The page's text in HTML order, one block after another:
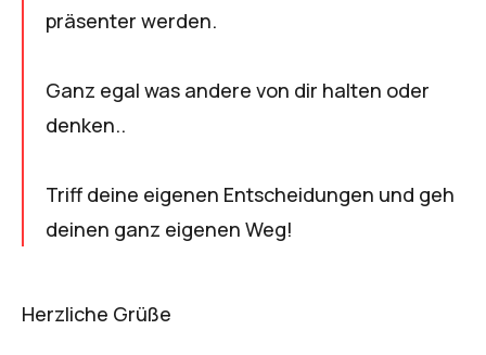
präsenter werden.
Ganz egal was andere von dir halten oder
denken..
Triff deine eigenen Entscheidungen und geh
deinen ganz eigenen Weg!
Herzliche Grüße